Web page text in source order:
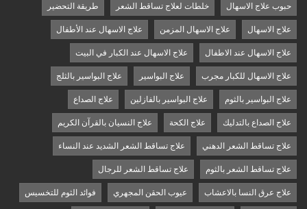
حبوب علاج الاسهال خلطات لعلاج تساقط الشعر طريقة التحضير
علاج الاسهال علاج الاسهال المزمن علاج الاسهال عند الأطفال
علاج الاسهال عند الاطفال علاج الاسهال عند الكبار في البيت
علاج الاسهال للكبار مجرب علاج البواسير علاج البواسير بالثلج
علاج البواسير بالثوم علاج البواسير بالفازلين علاج الصداع
علاج الصداع بالتدليك علاج الكحة علاج النسيان بالقرآن الكريم
علاج تساقط الشعر الدهني علاج تساقط الشعر الشديد عند النساء
علاج تساقط الشعر بالثوم علاج تساقط الشعر للرجال
علاج عرق النسا بالاعشاب عيوب الحقن المجهري فوائد الثوم للتخسيس